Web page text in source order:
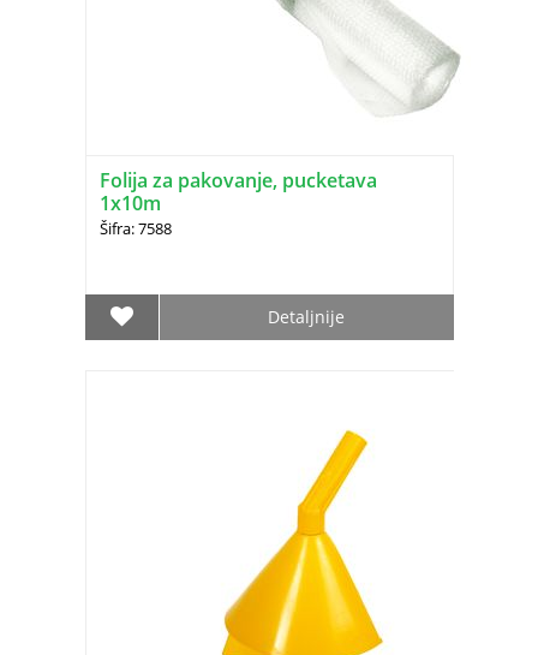
Folija za pakovanje, pucketava
1x10m
Šifra: 7588
Detaljnije